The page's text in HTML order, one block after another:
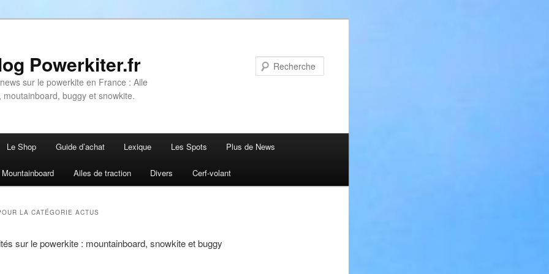
Powerkiter.fr
sur le powerkite en France : Aile
moutainboard, buggy et snowkite.
principal
secondaire
Le Shop Guide d’achat Lexique Les Spots Plus de News
Mountainboard Ailes de traction Divers Cerf-volant
LA CATÉGORIEACTUS
sur le powerkite : mountainboard, snowkite et buggy